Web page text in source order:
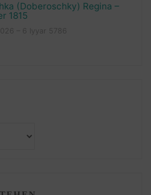
(Doberoschky) Regina –
1815